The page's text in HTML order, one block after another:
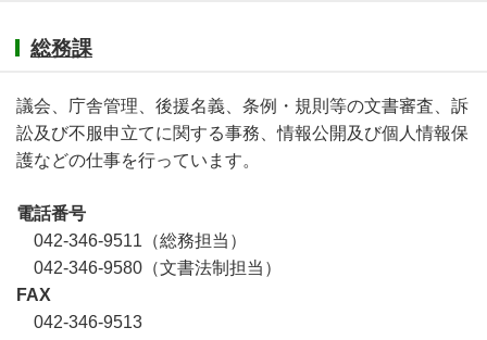
総務課
議会、庁舎管理、後援名義、条例・規則等の文書審査、訴
訟及び不服申立てに関する事務、情報公開及び個人情報保
護などの仕事を行っています。
電話番号
042-346-9511（総務担当）
042-346-9580（文書法制担当）
FAX
042-346-9513